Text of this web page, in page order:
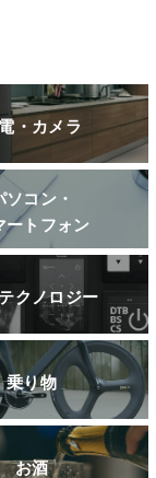
・カメラ
ソコン・
ートフォン
クノロジー
乗り物
お酒